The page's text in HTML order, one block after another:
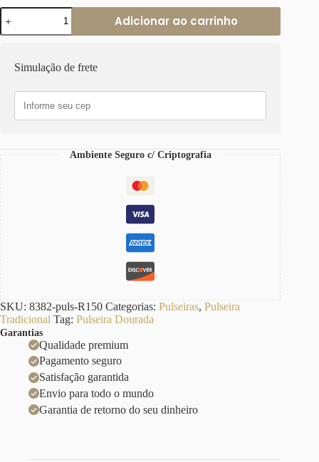
Pulseira
Elo
Oval-
Voltas
Aço
Banho
Ouro
Adicionar ao carrinho
Simulação de frete
Ambiente Seguro c/ Criptografia
SKU: 8382-puls-R150 Categorias: Pulseiras, Pulseira
Tradicional Tag: Pulseira Dourada
Garantias
Qualidade premium
Pagamento seguro
Satisfação garantida
Envio para todo o mundo
Garantia de retorno do seu dinheiro